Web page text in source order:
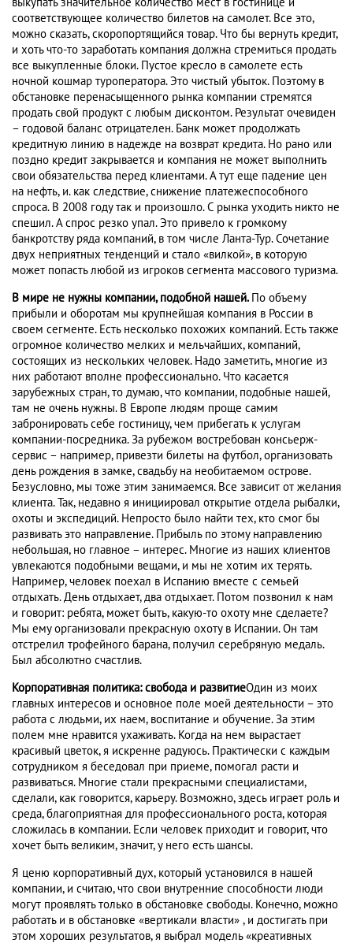
соответствующее количество билетов на самолет. Все это,
можно сказать, скоропортящийся товар. Что бы вернуть кредит,
и хоть что-то заработать компания должна стремиться продать
все выкупленные блоки. Пустое кресло в самолете есть
ночной кошмар туроператора. Это чистый убыток. Поэтому в
обстановке перенасыщенного рынка компании стремятся
продать свой продукт с любым дисконтом. Результат очевиден
– годовой баланс отрицателен. Банк может продолжать
кредитную линию в надежде на возврат кредита. Но рано или
поздно кредит закрывается и компания не может выполнить
свои обязательства перед клиентами. А тут еще падение цен
на нефть, и. как следствие, снижение платежеспособного
спроса. В 2008 году так и произошло. С рынка уходить никто не
спешил. А спрос резко упал. Это привело к громкому
банкротству ряда компаний, в том числе Ланта-Тур. Сочетание
двух неприятных тенденций и стало «вилкой», в которую
может попасть любой из игроков сегмента массового туризма.
В мире не нужны компании, подобной нашей. По объему
прибыли и оборотам мы крупнейшая компания в России в
своем сегменте. Есть несколько похожих компаний. Есть также
огромное количество мелких и мельчайших, компаний,
состоящих из нескольких человек. Надо заметить, многие из
них работают вполне профессионально. Что касается
зарубежных стран, то думаю, что компании, подобные нашей,
там не очень нужны. В Европе людям проще самим
забронировать себе гостиницу, чем прибегать к услугам
компании-посредника. За рубежом востребован консьерж-
сервис – например, привезти билеты на футбол, организовать
день рождения в замке, свадьбу на необитаемом острове.
Безусловно, мы тоже этим занимаемся. Все зависит от желания
клиента. Так, недавно я инициировал открытие отдела рыбалки,
охоты и экспедиций. Непросто было найти тех, кто смог бы
развивать это направление. Прибыль по этому направлению
небольшая, но главное – интерес. Многие из наших клиентов
увлекаются подобными вещами, и мы не хотим их терять.
Например, человек поехал в Испанию вместе с семьей
отдыхать. День отдыхает, два отдыхает. Потом позвонил к нам
и говорит: ребята, может быть, какую-то охоту мне сделаете?
Мы ему организовали прекрасную охоту в Испании. Он там
отстрелил трофейного барана, получил серебряную медаль.
Был абсолютно счастлив.
Корпоративная политика: свобода и развитиеОдин из моих
главных интересов и основное поле моей деятельности – это
работа с людьми, их наем, воспитание и обучение. За этим
полем мне нравится ухаживать. Когда на нем вырастает
красивый цветок, я искренне радуюсь. Практически с каждым
сотрудником я беседовал при приеме, помогал расти и
развиваться. Многие стали прекрасными специалистами,
сделали, как говорится, карьеру. Возможно, здесь играет роль и
среда, благоприятная для профессионального роста, которая
сложилась в компании. Если человек приходит и говорит, что
хочет быть великим, значит, у него есть шансы.
Я ценю корпоративный дух, который установился в нашей
компании, и считаю, что свои внутренние способности люди
могут проявлять только в обстановке свободы. Конечно, можно
работать и в обстановке «вертикали власти» , и достигать при
этом хороших результатов, я выбрал модель «креативных